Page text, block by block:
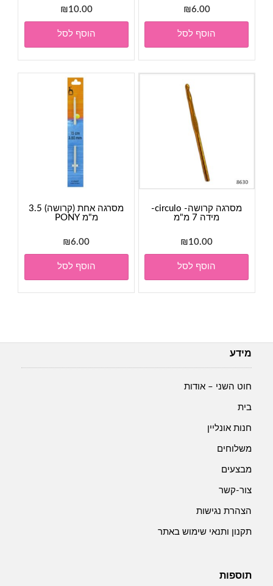
₪6.00
הוסף לסל
₪10.00
הוסף לסל
מסרגה קרושה- circulo-
מידה 7 מ"מ
₪10.00
הוסף לסל
מסרגה אחת (קרושה) 3.5
מ"מ PONY
₪6.00
הוסף לסל
מידע
חוט השני – אודות
בית
חנות אונליין
משלוחים
מבצעים
צור-קשר
הצהרת נגישות
תקנון ותנאי שימוש באתר
תוספות